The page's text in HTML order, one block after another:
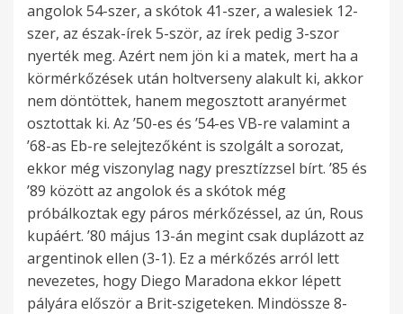
angolok 54-szer, a skótok 41-szer, a walesiek 12-
szer, az észak-írek 5-ször, az írek pedig 3-szor
nyerték meg. Azért nem jön ki a matek, mert ha a
körmérkőzések után holtverseny alakult ki, akkor
nem döntöttek, hanem megosztott aranyérmet
osztottak ki. Az ’50-es és ’54-es VB-re valamint a
’68-as Eb-re selejtezőként is szolgált a sorozat,
ekkor még viszonylag nagy presztízzsel bírt. ’85 és
’89 között az angolok és a skótok még
próbálkoztak egy páros mérkőzéssel, az ún, Rous
kupáért. ’80 május 13-án megint csak duplázott az
argentinok ellen (3-1). Ez a mérkőzés arról lett
nevezetes, hogy Diego Maradona ekkor lépett
pályára először a Brit-szigeteken. Mindössze 8-